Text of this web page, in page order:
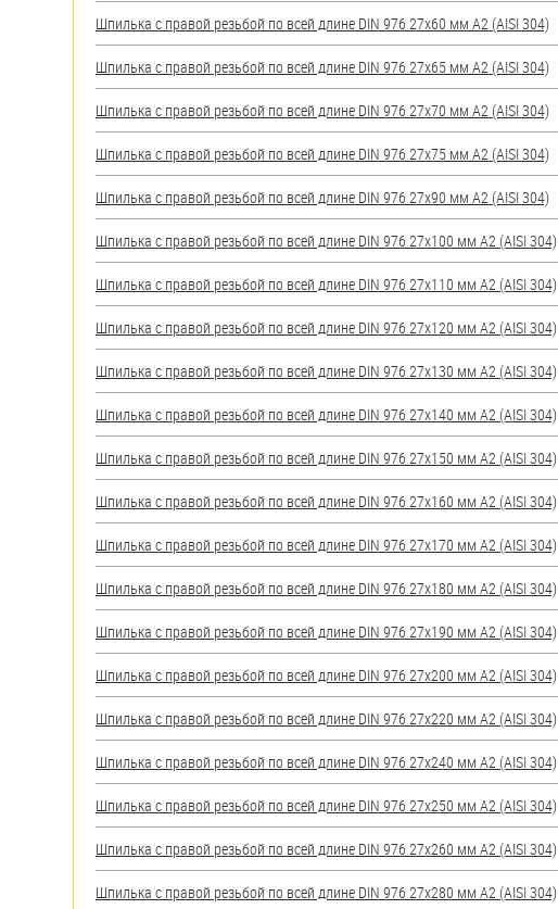
Пробки
Саморезы и шурупы
Стопорные кольца
Такелаж
Хомуты
Шайбы
Шпильки
Шплинты
Штифты и пальцы
Шпилька с правой резьбой по всей длине DIN 976 27х60 мм А2 (AISI 304)
Шпилька с правой резьбой по всей длине DIN 976 27х65 мм А2 (AISI 304)
Шпилька с правой резьбой по всей длине DIN 976 27х70 мм А2 (AISI 304)
Шпилька с правой резьбой по всей длине DIN 976 27х75 мм А2 (AISI 304)
Шпилька с правой резьбой по всей длине DIN 976 27х90 мм А2 (AISI 304)
Шпилька с правой резьбой по всей длине DIN 976 27х100 мм А2 (AISI 304)
Шпилька с правой резьбой по всей длине DIN 976 27х110 мм А2 (AISI 304)
Шпилька с правой резьбой по всей длине DIN 976 27х120 мм А2 (AISI 304)
Шпилька с правой резьбой по всей длине DIN 976 27х130 мм А2 (AISI 304)
Шпилька с правой резьбой по всей длине DIN 976 27х140 мм А2 (AISI 304)
Шпилька с правой резьбой по всей длине DIN 976 27х150 мм А2 (AISI 304)
Шпилька с правой резьбой по всей длине DIN 976 27х160 мм А2 (AISI 304)
Шпилька с правой резьбой по всей длине DIN 976 27х170 мм А2 (AISI 304)
Шпилька с правой резьбой по всей длине DIN 976 27х180 мм А2 (AISI 304)
Шпилька с правой резьбой по всей длине DIN 976 27х190 мм А2 (AISI 304)
Шпилька с правой резьбой по всей длине DIN 976 27х200 мм А2 (AISI 304)
Шпилька с правой резьбой по всей длине DIN 976 27х220 мм А2 (AISI 304)
Шпилька с правой резьбой по всей длине DIN 976 27х240 мм А2 (AISI 304)
Шпилька с правой резьбой по всей длине DIN 976 27х250 мм А2 (AISI 304)
Шпилька с правой резьбой по всей длине DIN 976 27х260 мм А2 (AISI 304)
Шпилька с правой резьбой по всей длине DIN 976 27х280 мм А2 (AISI 304)